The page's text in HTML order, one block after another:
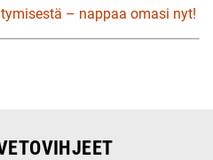
– nappaa omasi nyt!